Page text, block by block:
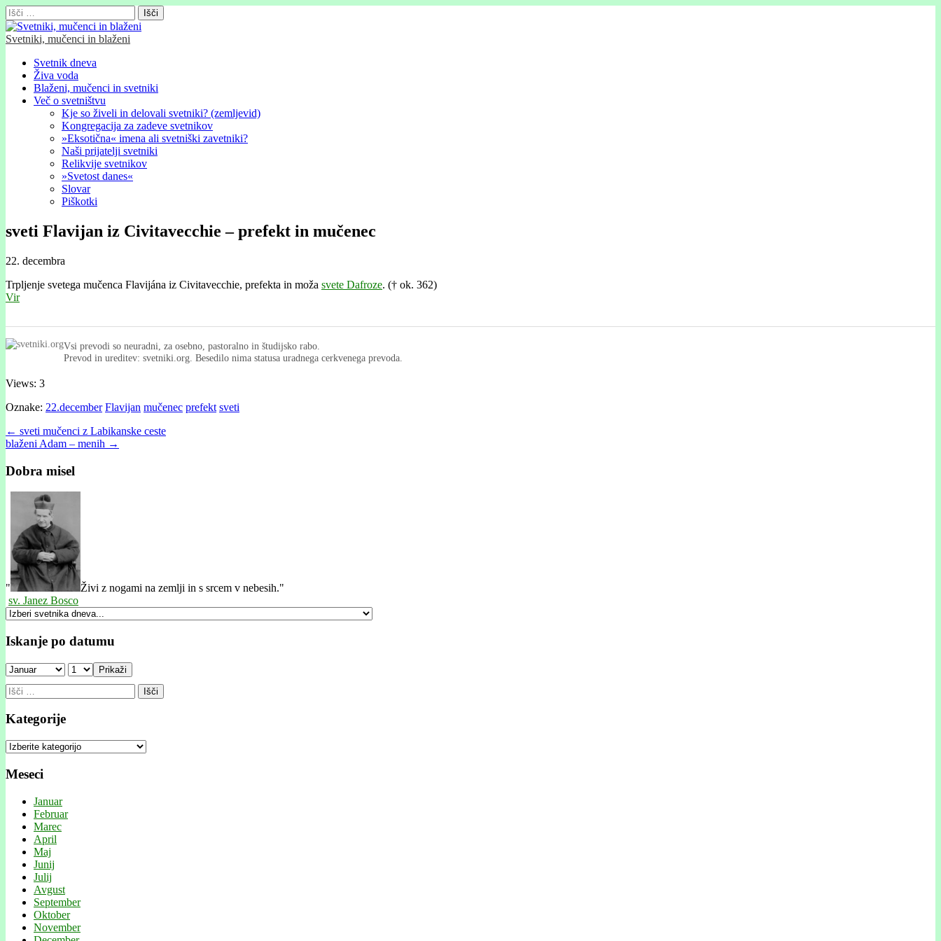
Išči:
Svetniki, mučenci in blaženi
Glavni
meni
Skip
content
Svetnik dneva
Živa voda
Blaženi, mučenci in svetniki
Več o svetništvu
Kje so živeli in delovali svetniki? (zemljevid)
Kongregacija za zadeve svetnikov
»Eksotična« imena ali svetniški zavetniki?
Naši prijatelji svetniki
Relikvije svetnikov
»Svetost danes«
Slovar
Piškotki
sveti Flavijan iz Civitavecchie – prefekt in mučenec
22. decembra
Trpljenje svetega mučenca Flavijána iz Civitavecchie, prefekta in moža svete Dafroze. († ok. 362)
Vir
Vsi prevodi so neuradni, za osebno, pastoralno in študijsko rabo.
Prevod in ureditev: svetniki.org. Besedilo nima statusa uradnega cerkvenega prevoda.
Views: 3
Oznake: 22.december Flavijan mučenec prefekt sveti
Post
navigation
← sveti mučenci z Labikanske ceste
blaženi Adam – menih →
Dobra misel
"
Živi z nogami na zemlji in s srcem v nebesih."
sv. Janez Bosco
Iskanje po datumu
Prikaži
Išči:
Kategorije
Kategorije
Meseci
Januar
Februar
Marec
April
Maj
Junij
Julij
Avgust
September
Oktober
November